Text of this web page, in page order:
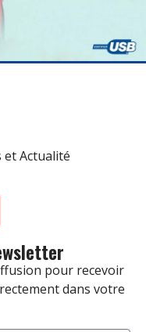
et Actualité
pour recevoir
dans votre